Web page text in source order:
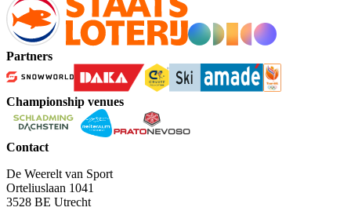
Partners
Championship venues
Contact
De Weerelt van Sport
Orteliuslaan 1041
3528 BE Utrecht